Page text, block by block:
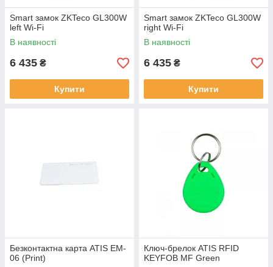
Smart замок ZKTeco GL300W
left Wi-Fi
В наявності
6 435 ₴
Купити
Smart замок ZKTeco GL300W
right Wi-Fi
В наявності
6 435 ₴
Купити
Безконтактна карта ATIS EM-
06 (Print)
Ключ-брелок ATIS RFID
KEYFOB MF Green